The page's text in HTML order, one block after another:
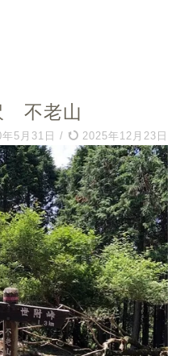
不老山
5月31日 / 2025年12月23日